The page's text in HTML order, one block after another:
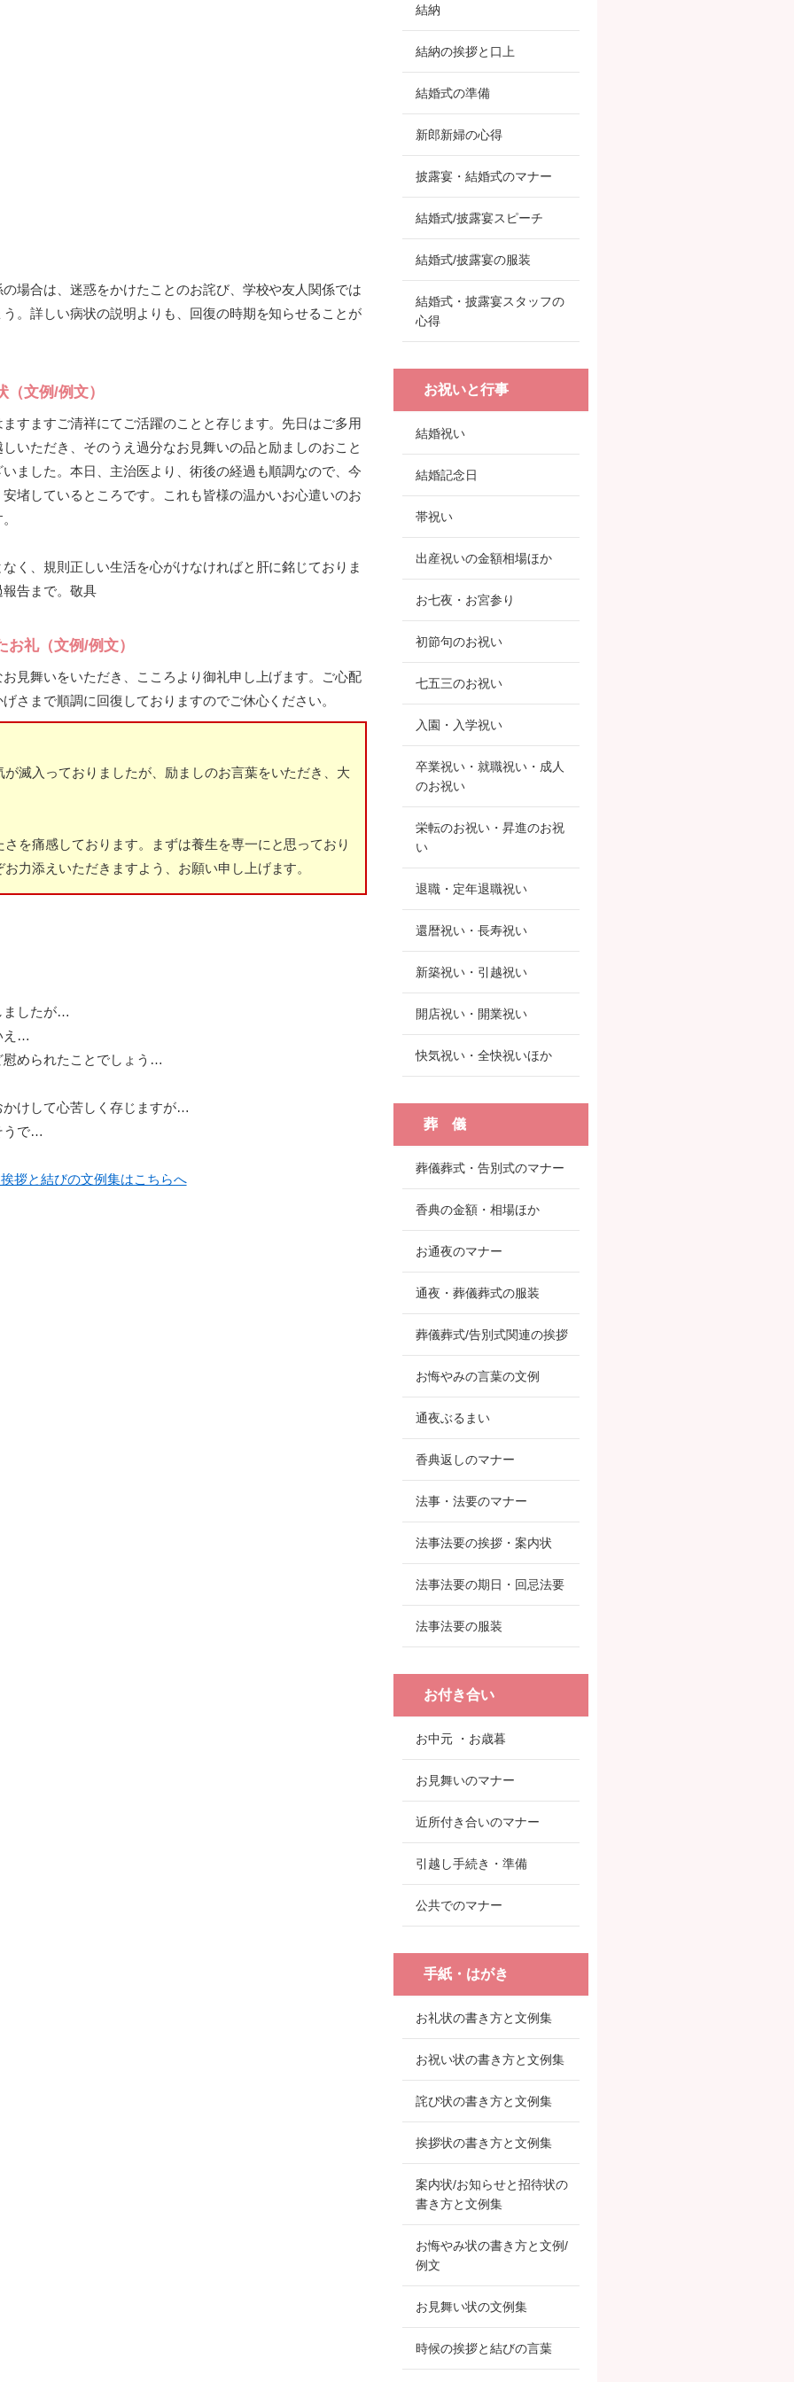
場合は、迷惑をかけたことのお詫び、学校や友人関係では
。詳しい病状の説明よりも、回復の時期を知らせることが
文例/例文）
すますご清祥にてご活躍のことと存じます。先日はご多用
いただき、そのうえ過分なお見舞いの品と励ましのおこと
ました。本日、主治医より、術後の経過も順調なので、今
堵しているところです。これも皆様の温かいお心遣いのお
く、規則正しい生活を心がけなければと肝に銘じておりま
告まで。敬具
礼（文例/例文）
見舞いをいただき、こころより御礼申し上げます。ご心配
さまで順調に回復しておりますのでご休心ください。
滅入っておりましたが、励ましのお言葉をいただき、大
を痛感しております。まずは養生を専一にと思っており
力添えいただきますよう、お願い申し上げます。
ましたが…
え…
慰められたことでしょう…
かけして心苦しく存じますが…
うで…
拶と結びの文例集はこちらへ
結納
結納の挨拶と口上
結婚式の準備
新郎新婦の心得
披露宴・結婚式のマナー
結婚式/披露宴スピーチ
結婚式/披露宴の服装
結婚式・披露宴スタッフの
心得
お祝いと行事
結婚祝い
結婚記念日
帯祝い
出産祝いの金額相場ほか
お七夜・お宮参り
初節句のお祝い
七五三のお祝い
入園・入学祝い
卒業祝い・就職祝い・成人
のお祝い
栄転のお祝い・昇進のお祝
い
退職・定年退職祝い
還暦祝い・長寿祝い
新築祝い・引越祝い
開店祝い・開業祝い
快気祝い・全快祝いほか
葬 儀
葬儀葬式・告別式のマナー
香典の金額・相場ほか
お通夜のマナー
通夜・葬儀葬式の服装
葬儀葬式/告別式関連の挨拶
お悔やみの言葉の文例
通夜ぶるまい
香典返しのマナー
法事・法要のマナー
法事法要の挨拶・案内状
法事法要の期日・回忌法要
法事法要の服装
お付き合い
お中元 ・お歳暮
お見舞いのマナー
近所付き合いのマナー
引越し手続き・準備
公共でのマナー
手紙・はがき
お礼状の書き方と文例集
お祝い状の書き方と文例集
詫び状の書き方と文例集
挨拶状の書き方と文例集
案内状/お知らせと招待状の
書き方と文例集
お悔やみ状の書き方と文例/
例文
お見舞い状の文例集
時候の挨拶と結びの言葉